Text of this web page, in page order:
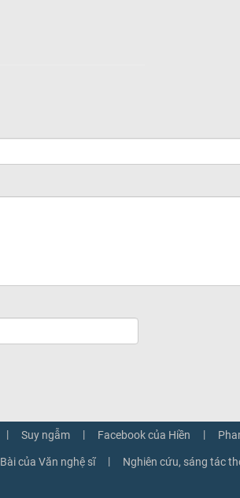
| Suy ngẫm | Facebook của Hiền |
Bài của Văn nghệ sĩ | Nghiên cứu, sáng tác